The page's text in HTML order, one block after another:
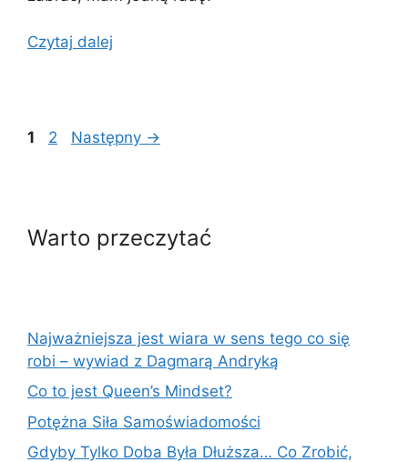
Czytaj dalej
Page
1 Page
2 Następny →
Warto przeczytać
Najważniejsza jest wiara w sens tego co się
robi – wywiad z Dagmarą Andryką
Co to jest Queen’s Mindset?
Potężna Siła Samoświadomości
Gdyby Tylko Doba Była Dłuższa… Co Zrobić,